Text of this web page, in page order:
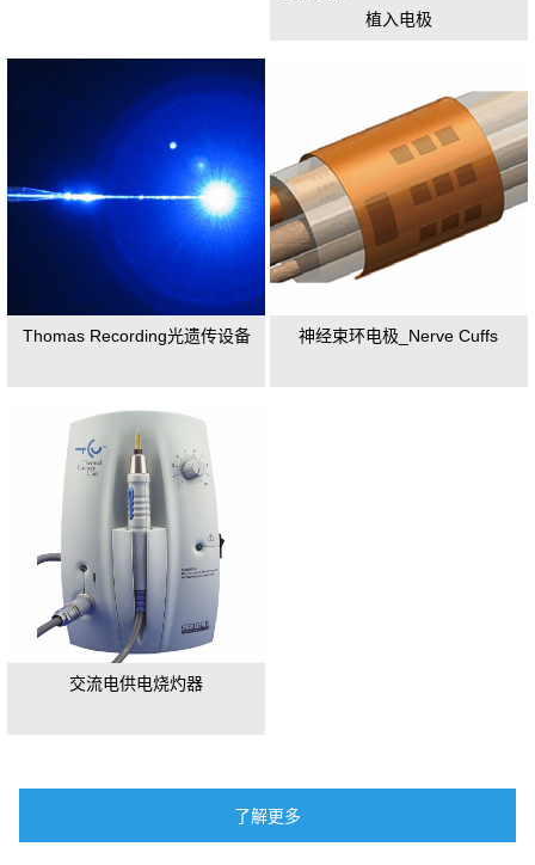
植入电极
Thomas Recording光遗传设备 神经束环电极_Nerve Cuffs
交流电供电烧灼器